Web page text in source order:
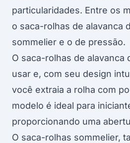
particularidades. Entre os
o saca-rolhas de alavanca
sommelier e o de pressão.
O saca-rolhas de alavanca
usar e, com seu design
você extraia a rolha com
modelo é ideal para
proporcionando uma
O saca-rolhas sommelier,